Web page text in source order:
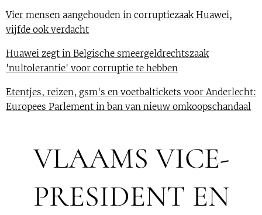
Vier mensen aangehouden in corruptiezaak Huawei,
vijfde ook verdacht
Huawei zegt in Belgische smeergeldrechtszaak
'nultolerantie' voor corruptie te hebben
Etentjes, reizen, gsm's en voetbaltickets voor Anderlecht:
Europees Parlement in ban van nieuw omkoopschandaal
VLAAMS VICE-
PRESIDENT EN